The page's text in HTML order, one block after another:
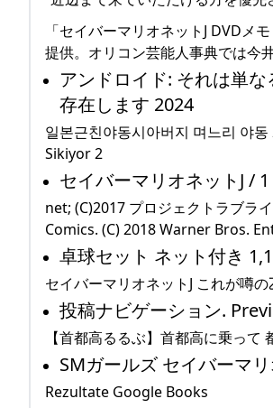
「セイバーマリオネットJ DVD
提供。オリコン芸能人事典では今
アンドロイド: それは単
存在します 2024
일본근친야동시아버지 며느리 야
Sikiyor 2
セイバーマリオネットJ /
net; (C)2017 プロジェクトラブラ
Comics. (C) 2018 Warner Bros.
卓球セット ネット付き
セイバーマリオネットJ これが噂
投稿ナビゲーション.
【首都高るるぶ】首都高に乗っ
SMガールズ セイバーマ
Rezultate Google Books